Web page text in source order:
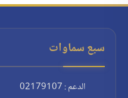
سبع سماوات
الدعم : 02179107